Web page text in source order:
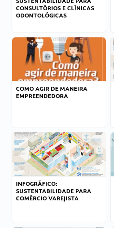
CONSULTÓRIOS E CLÍNICAS
ODONTOLÓGICAS
COMO AGIR DE MANEIRA
EMPREENDEDORA
INFOGRÁFICO:
SUSTENTABILIDADE PARA
COMÉRCIO VAREJISTA